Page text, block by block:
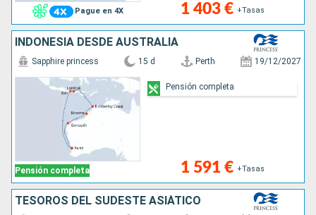
Pague en 4X 1 403 € +Tasas
INDONESIA DESDE AUSTRALIA
Pensión completa
Sapphire princess 15 d Perth 19/12/2027
1 591 € +Tasas
Pensión completa
TESOROS DEL SUDESTE ASIÁTICO